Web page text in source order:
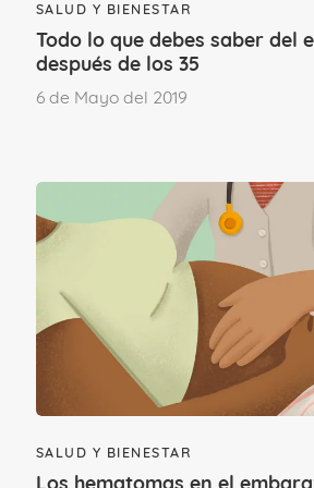
médicolo antes posible
significar que padeces una
debe ser tratada cuanto
Ombligo prominente
SALUD Y BIENESTAR
Todo lo que debes saber del
después de los 35
6 de Mayo del 2019
SALUD Y BIENESTAR
Los hematomas en el